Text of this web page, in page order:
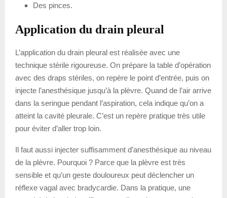
Des pinces.
Application du drain pleural
L’application du drain pleural est réalisée avec une
technique stérile rigoureuse. On prépare la table d’opération
avec des draps stériles, on repère le point d’entrée, puis on
injecte l’anesthésique jusqu’à la plèvre. Quand de l’air arrive
dans la seringue pendant l’aspiration, cela indique qu’on a
atteint la cavité pleurale. C’est un repère pratique très utile
pour éviter d’aller trop loin.
Il faut aussi injecter suffisamment d’anesthésique au niveau
de la plèvre. Pourquoi ? Parce que la plèvre est très
sensible et qu’un geste douloureux peut déclencher un
réflexe vagal avec bradycardie. Dans la pratique, une